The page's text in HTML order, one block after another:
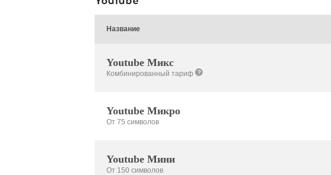
Название
Youtube Микс
Комбинированный тариф ?
Youtube Микро
От 75 символов
Youtube Мини
От 150 символов